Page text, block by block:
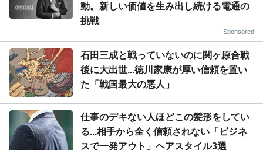
動。新しい価値を生み出し続ける電通の
挑戦
Sponsored
石田三成と戦っていないのに関ヶ原合戦
後に大出世...徳川家康が厚い信頼を置い
た「戦国最大の悪人」
仕事のデキない人ほどこの髪形をしてい
る...相手から全く信頼されない「ビジネ
スで一発アウト」ヘアスタイル3選